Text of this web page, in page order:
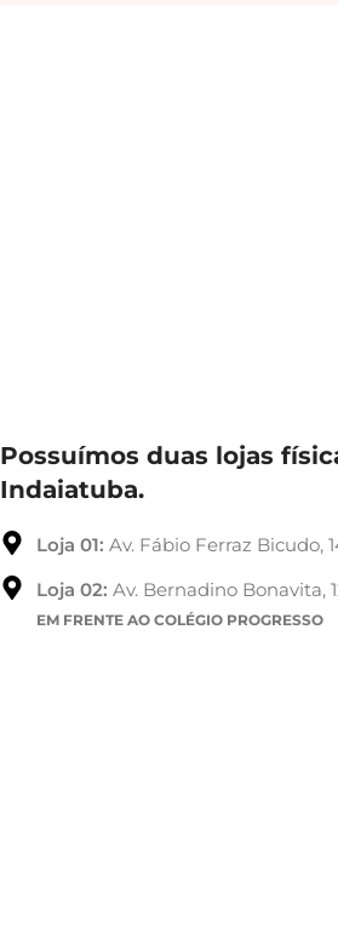
Possuímos duas lojas
Indaiatuba.
Loja 01: Av. Fábio Ferraz Bicudo,
Loja 02: Av. Bernadino Bonavita,
EM FRENTE AO COLÉGIO PROGRESSO